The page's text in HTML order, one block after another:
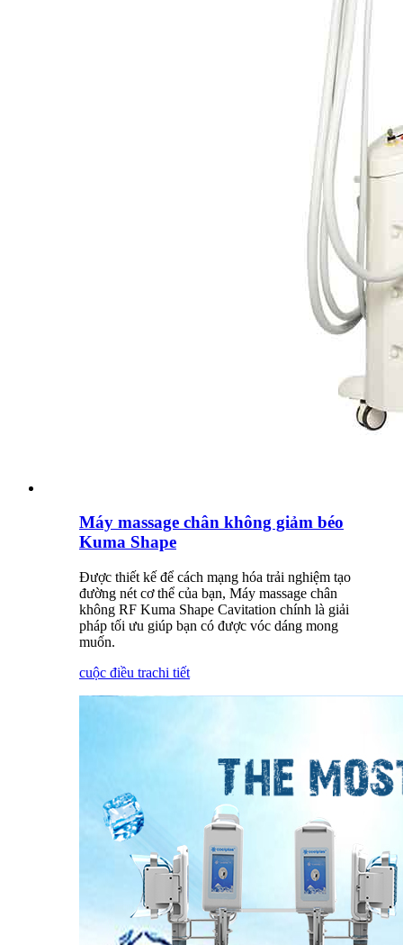
Máy massage chân không giảm béo
Kuma Shape
Được thiết kế để cách mạng hóa trải nghiệm tạo
đường nét cơ thể của bạn, Máy massage chân
không RF Kuma Shape Cavitation chính là giải
pháp tối ưu giúp bạn có được vóc dáng mong
muốn.
cuộc điều trachi tiết